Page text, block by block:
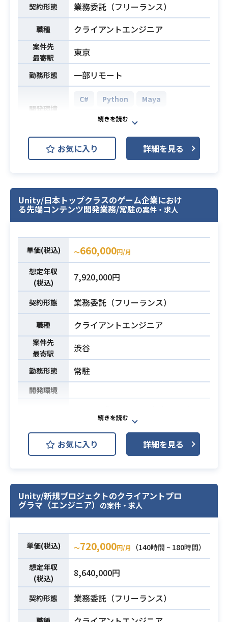
契約形態 業務委託（フリーランス）
職種 クライアントエンジニア
案件先
最寄駅
東京
勤務形態 一部リモート
開発環境
C# Python
Maya
Unreal Engine
スマートフォン・コンソール・PCゲ
ーム等、
テクニカルアーティストとして主に
はコンシューマゲームの下記業務を
お願いします。
・シェーダーやマテリアルの作成
・新しい技術やツールの研究、導入
・エンジンの最適化、パフォーマン
ス向上
・ドキュメント作成・技術的なガイ
ダンスの提供 etc
必須スキル
・VFXの制作経験
・UnrealEngineを用いたコンシュー
マゲーム開発経験3年以上
・スクリプト言語（C++・Pythonな
による開発チームのサポート経験
お気に入り 詳細を見る
Unity/日本トップクラスのゲーム企業におけ
る先端コンテンツ開発業務/常駐の案件・求人
単価(税込) 〜660,000円/月
想定年収
(税込)
7,920,000円
契約形態 業務委託（フリーランス）
職種 クライアントエンジニア
案件先
最寄駅
渋谷
勤務形態 常駐
開発環境
業務内容
ベント向けのxRコンテンツ、Vtuber
配信コンテンツなど、
IPと先端技術を活用した様々なコン
コンテンツの作成とリリースに関わ
る作業
・オフラインイベントに設営するコ
装、当日の設営
・IPを活用したVtuberコンテンツの
作成と運用
・ARライブコンテンツにおける技術
コンサルティングやテクニカルディ
レクション
・最先端技術の検証と、活用プラン
お気に入り 詳細を見る
Unity/新規プロジェクトのクライアントプロ
グラマ（エンジニア） の案件・求人
単価(税込) 〜720,000円/月
（140時間 ~ 180時間）
想定年収
(税込)
8,640,000円
契約形態 業務委託（フリーランス）